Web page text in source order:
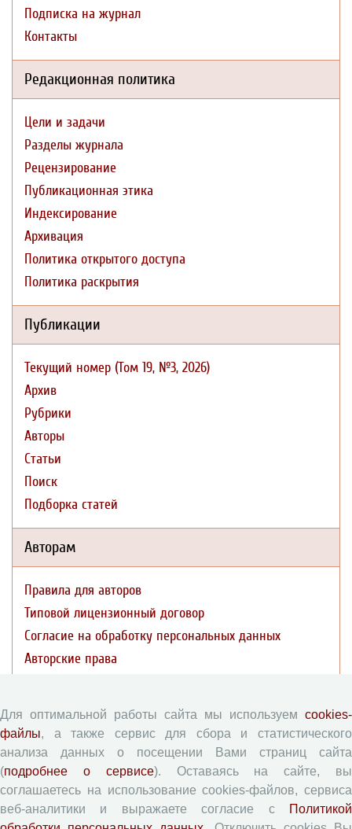
Подписка на журнал
Контакты
Редакционная политика
Цели и задачи
Разделы журнала
Рецензирование
Публикационная этика
Индексирование
Архивация
Политика открытого доступа
Политика раскрытия
Публикации
Текущий номер (Том 19, №3, 2026)
Архив
Рубрики
Авторы
Статьи
Поиск
Подборка статей
Авторам
Правила для авторов
Типовой лицензионный договор
Согласие на обработку персональных данных
Авторские права
Рецензентам
Памятка рецензенту
Форма рецензии
Для оптимальной работы сайта мы используем cookies-
файлы, а также сервис для сбора и статистического
анализа данных о посещении Вами страниц сайта
(подробнее о сервисе). Оставаясь на сайте, вы
соглашаетесь на использование cookies-файлов, сервиса
веб-аналитики и выражаете согласие с
Политикой